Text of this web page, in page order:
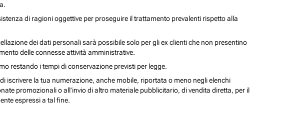
di ragioni oggettive per proseguire il trattamento prevalenti rispetto alla
dei dati personali sarà possibile solo per gli ex clienti che non presentino
delle connesse attività amministrative.
restando i tempi di conservazione previsti per legge.
iscrivere la tua numerazione, anche mobile, riportata o meno negli elenchi
promozionali o all’invio di altro materiale pubblicitario, di vendita diretta, per il
espressi a tal fine.